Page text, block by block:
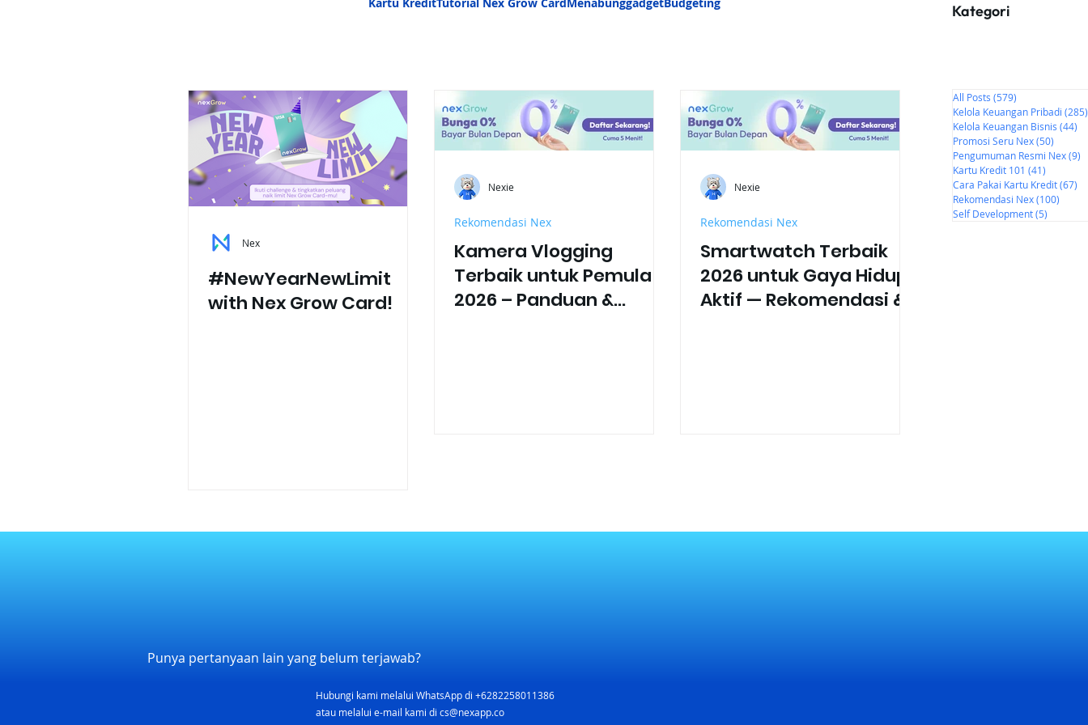
Kategori
#NewYearNewLimit
with Nex Grow Card!
Nex
Kamera Vlogging
Terbaik untuk Pemula di
2026 – Panduan &
Rekomendasi Nex
Nexie
Smartwatch Terbaik
2026 untuk Gaya Hidup
Aktif — Rekomendasi &
Rekomendasi Nex
Nexie
All Posts (579)
Kelola Keuangan Pribadi (285)
Kelola Keuangan Bisnis (44)
Promosi Seru Nex(50)
Pengumuman Resmi Nex(9)
Kartu Kredit 101 (41)
Cara Pakai Kartu Kredit(67)
Rekomendasi Nex(100)
Self Development(5)
Punya pertanyaan lain yang belum terjawab?
Hubungi kami melalui WhatsApp di +6282258011386
atau melalui e-mail kami di cs@nexapp.co